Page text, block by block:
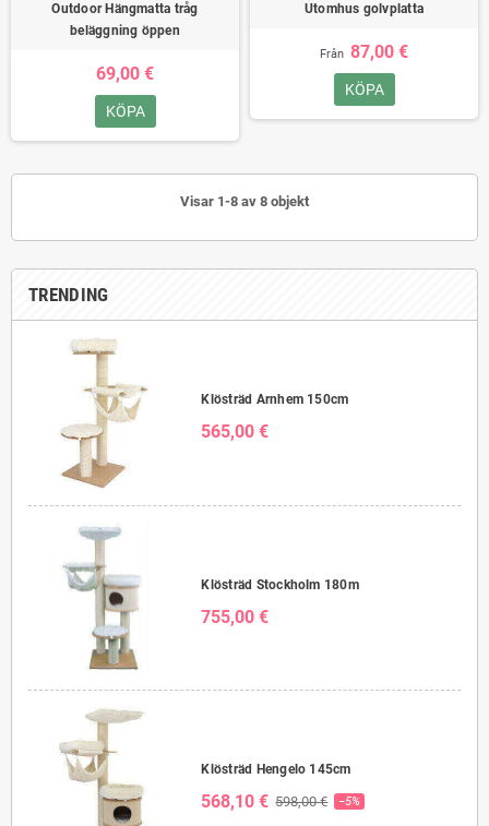
TRENDING
Klösträd Arnhem 150cm
565,00 €
Klösträd Stockholm 180m
755,00 €
Klösträd Hengelo 145cm
568,10 € 598,00 € −5%
Outdoor Hängmatta tråg
beläggning öppen
69,00 €
KÖPA
Utomhus golvplatta
Från 87,00 €
KÖPA
Visar 1-8 av 8 objekt